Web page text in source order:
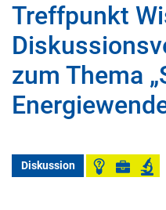
Treffpunkt
zum Thema
Diskussion